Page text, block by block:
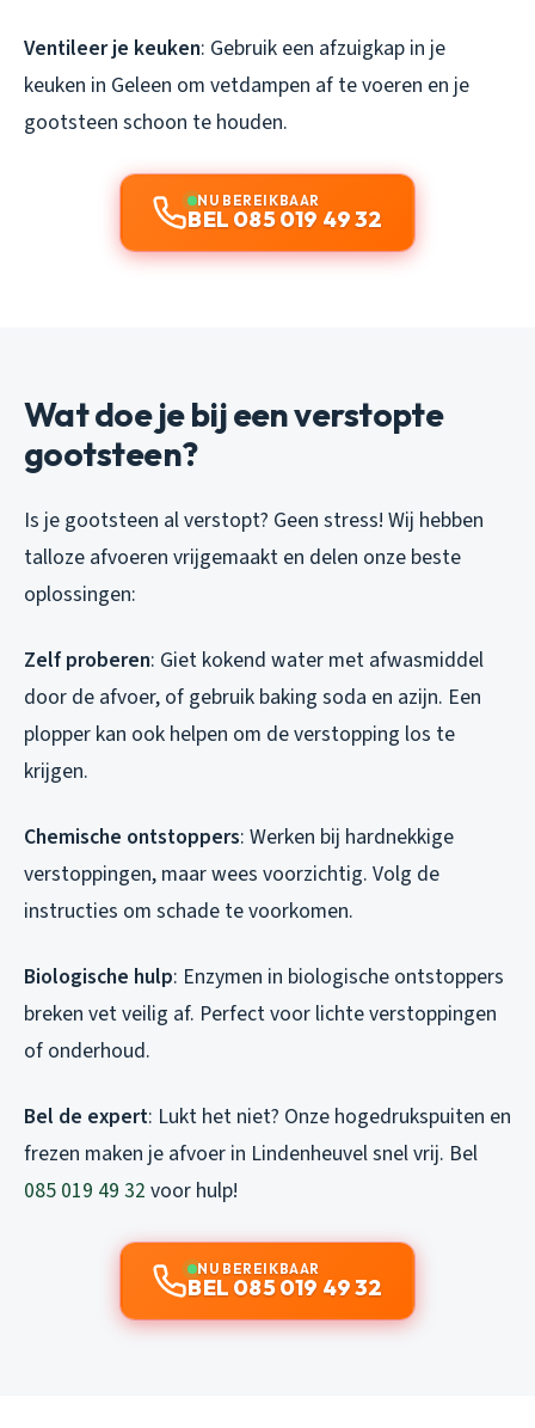
Ventileer je keuken: Gebruik een afzuigkap in je
keuken in Geleen om vetdampen af te voeren en je
gootsteen schoon te houden.
NU BEREIKBAAR
BEL 085 019 49 32
Wat doe je bij een verstopte
gootsteen?
Is je gootsteen al verstopt? Geen stress! Wij hebben
talloze afvoeren vrijgemaakt en delen onze beste
oplossingen:
Zelf proberen: Giet kokend water met afwasmiddel
door de afvoer, of gebruik baking soda en azijn. Een
plopper kan ook helpen om de verstopping los te
krijgen.
Chemische ontstoppers: Werken bij hardnekkige
verstoppingen, maar wees voorzichtig. Volg de
instructies om schade te voorkomen.
Biologische hulp: Enzymen in biologische ontstoppers
breken vet veilig af. Perfect voor lichte verstoppingen
of onderhoud.
Bel de expert: Lukt het niet? Onze hogedrukspuiten en
frezen maken je afvoer in Lindenheuvel snel vrij. Bel
085 019 49 32 voor hulp!
NU BEREIKBAAR
BEL 085 019 49 32